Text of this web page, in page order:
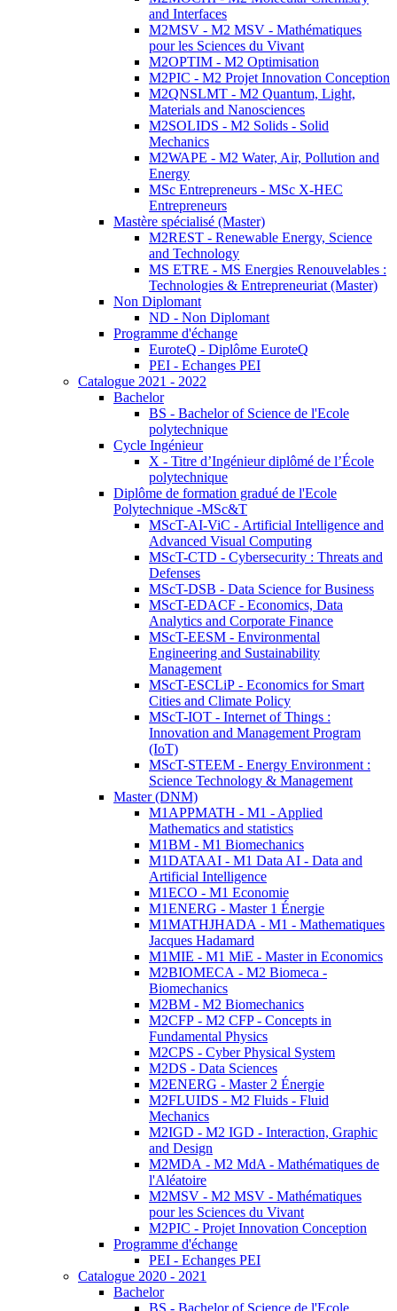
and Interfaces
M2MSV - M2 MSV - Mathématiques
pour les Sciences du Vivant
M2OPTIM - M2 Optimisation
M2PIC - M2 Projet Innovation Conception
M2QNSLMT - M2 Quantum, Light,
Materials and Nanosciences
M2SOLIDS - M2 Solids - Solid
Mechanics
M2WAPE - M2 Water, Air, Pollution and
Energy
MSc Entrepreneurs - MSc X-HEC
Entrepreneurs
Mastère spécialisé (Master)
M2REST - Renewable Energy, Science
and Technology
MS ETRE - MS Energies Renouvelables :
Technologies & Entrepreneuriat (Master)
Non Diplomant
ND - Non Diplomant
Programme d'échange
EuroteQ - Diplôme EuroteQ
PEI - Echanges PEI
Catalogue 2021 - 2022
Bachelor
BS - Bachelor of Science de l'Ecole
polytechnique
Cycle Ingénieur
X - Titre d’Ingénieur diplômé de l’École
polytechnique
Diplôme de formation gradué de l'Ecole
Polytechnique -MSc&T
MScT-AI-ViC - Artificial Intelligence and
Advanced Visual Computing
MScT-CTD - Cybersecurity : Threats and
Defenses
MScT-DSB - Data Science for Business
MScT-EDACF - Economics, Data
Analytics and Corporate Finance
MScT-EESM - Environmental
Engineering and Sustainability
Management
MScT-ESCLiP - Economics for Smart
Cities and Climate Policy
MScT-IOT - Internet of Things :
Innovation and Management Program
(IoT)
MScT-STEEM - Energy Environment :
Science Technology & Management
Master (DNM)
M1APPMATH - M1 - Applied
Mathematics and statistics
M1BM - M1 Biomechanics
M1DATAAI - M1 Data AI - Data and
Artificial Intelligence
M1ECO - M1 Economie
M1ENERG - Master 1 Énergie
M1MATHJHADA - M1 - Mathematiques
Jacques Hadamard
M1MIE - M1 MiE - Master in Economics
M2BIOMECA - M2 Biomeca -
Biomechanics
M2BM - M2 Biomechanics
M2CFP - M2 CFP - Concepts in
Fundamental Physics
M2CPS - Cyber Physical System
M2DS - Data Sciences
M2ENERG - Master 2 Énergie
M2FLUIDS - M2 Fluids - Fluid
Mechanics
M2IGD - M2 IGD - Interaction, Graphic
and Design
M2MDA - M2 MdA - Mathématiques de
l'Aléatoire
M2MSV - M2 MSV - Mathématiques
pour les Sciences du Vivant
M2PIC - Projet Innovation Conception
Programme d'échange
PEI - Echanges PEI
Catalogue 2020 - 2021
Bachelor
BS - Bachelor of Science de l'Ecole